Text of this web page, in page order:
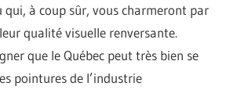
qui, à coup sûr, vous charmeront par
qualité visuelle renversante.
que le Québec peut très bien se
pointures de l’industrie